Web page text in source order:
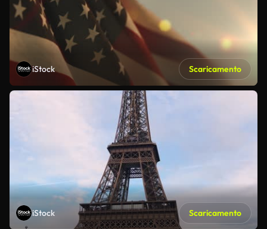
iStock Scaricamento
iStock Scaricamento